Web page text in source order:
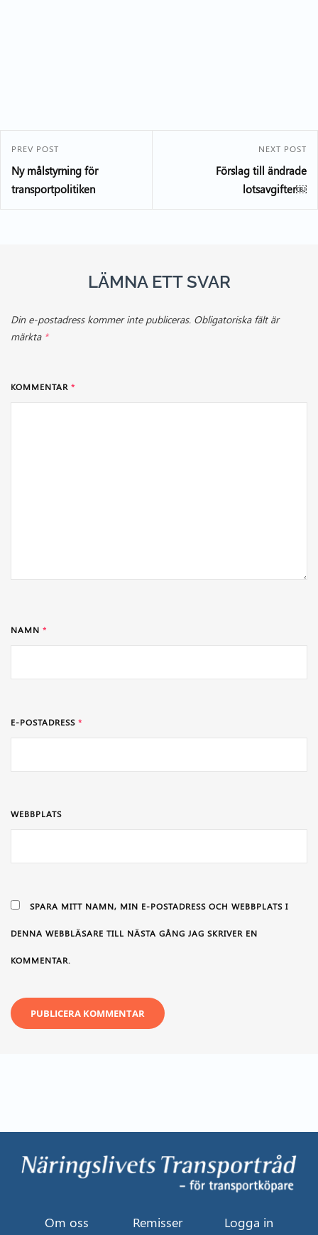
PREV POST
Ny målstyrning för
transportpolitiken
NEXT POST
Förslag till ändrade
lotsavgifter￼
LÄMNA ETT SVAR
Din e-postadress kommer inte publiceras. Obligatoriska fält är
märkta *
KOMMENTAR *
NAMN *
E-POSTADRESS *
WEBBPLATS
SPARA MITT NAMN, MIN E-POSTADRESS OCH WEBBPLATS I
DENNA WEBBLÄSARE TILL NÄSTA GÅNG JAG SKRIVER EN
KOMMENTAR.
Om oss Remisser Logga in